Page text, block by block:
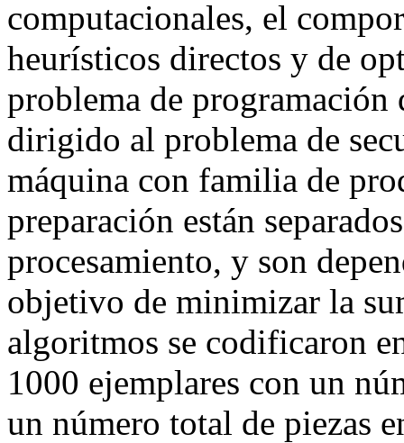
computacionales, el
heurísticos directos y de
problema de programación
dirigido al problema de
máquina con familia de
preparación están
procesamiento, y son
objetivo de minimizar la
algoritmos se codificaron
1000 ejemplares con un
un número total de piezas